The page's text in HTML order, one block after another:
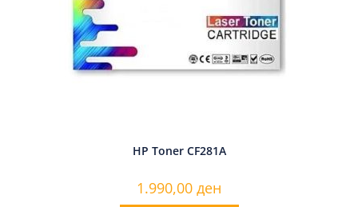
HP Toner CF281A
1.990,00 ден